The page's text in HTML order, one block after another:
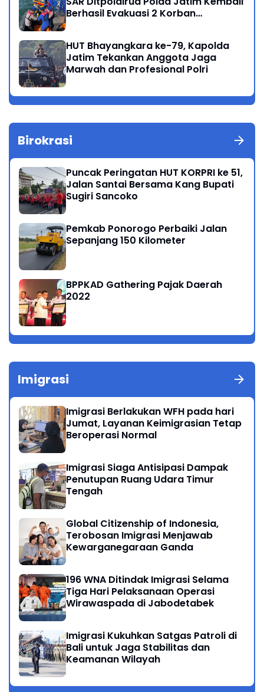
Berhasil Evakuasi 2 Korban
HUT Bhayangkara ke-79, Kapolda
Jatim Tekankan Anggota Jaga
Marwah dan Profesional Polri
Birokrasi
Puncak Peringatan HUT KORPRI ke 51,
Jalan Santai Bersama Kang Bupati
Sugiri Sancoko
Pemkab Ponorogo Perbaiki Jalan
Sepanjang 150 Kilometer
BPPKAD Gathering Pajak Daerah
2022
Imigrasi
Imigrasi Berlakukan WFH pada hari
Jumat, Layanan Keimigrasian Tetap
Beroperasi Normal
Imigrasi Siaga Antisipasi Dampak
Penutupan Ruang Udara Timur
Tengah
Global Citizenship of Indonesia,
Terobosan Imigrasi Menjawab
Kewarganegaraan Ganda
196 WNA Ditindak Imigrasi Selama
Tiga Hari Pelaksanaan Operasi
Wirawaspada di Jabodetabek
Imigrasi Kukuhkan Satgas Patroli di
Bali untuk Jaga Stabilitas dan
Keamanan Wilayah